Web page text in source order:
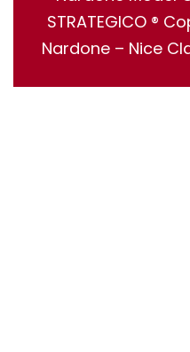
STRATEGICO ®
Nardone – Nice